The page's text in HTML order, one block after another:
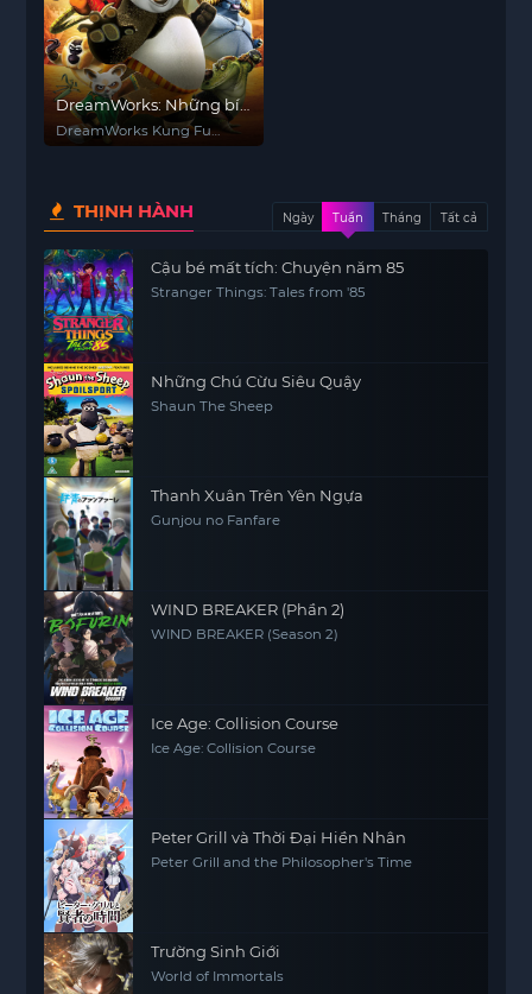
DreamWorks: Những bí
mật tuyệt vời của gấu
trúc Kung Fu
DreamWorks Kung Fu
THỊNH HÀNH Ngày Tuần Tháng Tất cả
Cậu bé mất tích: Chuyện năm 85
Stranger Things: Tales from '85
Những Chú Cừu Siêu Quậy
Shaun The Sheep
Thanh Xuân Trên Yên Ngựa
Gunjou no Fanfare
WIND BREAKER (Phần 2)
WIND BREAKER (Season 2)
Ice Age: Collision Course
Ice Age: Collision Course
Peter Grill và Thời Đại Hiền Nhân
Peter Grill and the Philosopher's Time
Trường Sinh Giới
World of Immortals